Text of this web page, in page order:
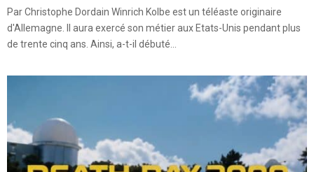
Par Christophe Dordain Winrich Kolbe est un téléaste originaire
d'Allemagne. Il aura exercé son métier aux Etats-Unis pendant plus
de trente cinq ans. Ainsi, a-t-il débuté...